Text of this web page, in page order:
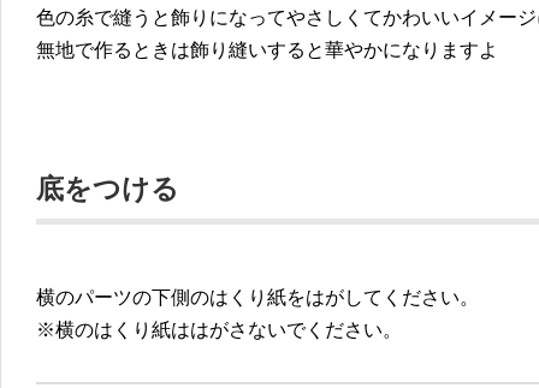
色の糸で縫うと飾りになってやさしくてかわいいイメー
無地で作るときは飾り縫いすると華やかになりますよ
底をつける
横のパーツの下側のはくり紙をはがしてください。
※横のはくり紙ははがさないでください。